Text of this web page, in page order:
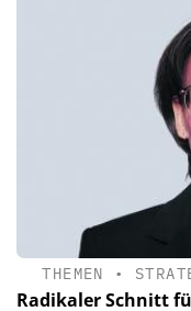
THEMEN •
Radikaler Schnitt